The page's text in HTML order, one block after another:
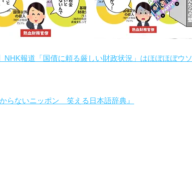
報道「国債に頼る厳しい財政状況」はほぼほぼウソ
らないニッポン 笑える日本語辞典』